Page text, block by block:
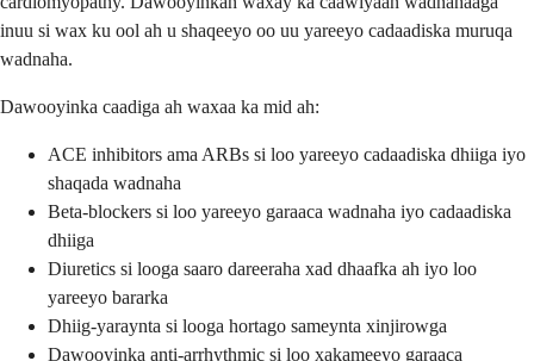
inuu si wax ku ool ah u shaqeeyo oo uu yareeyo cadaadiska muruqa
wadnaha.
Dawooyinka caadiga ah waxaa ka mid ah:
ACE inhibitors ama ARBs si loo yareeyo cadaadiska dhiiga iyo
shaqada wadnaha
Beta-blockers si loo yareeyo garaaca wadnaha iyo cadaadiska
dhiiga
Diuretics si looga saaro dareeraha xad dhaafka ah iyo loo
yareeyo bararka
Dhiig-yaraynta si looga hortago sameynta xinjirowga
Dawooyinka anti-arrhythmic si loo xakameeyo garaaca